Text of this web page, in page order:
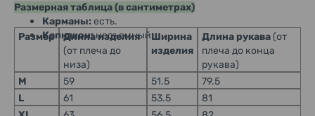
и рукавах
Карманы:есть.
Капюшон:несъемный.
Размерная таблица (в сантиметрах)
Размер
Длина изделия
(от плеча до
низа)
Ширина
изделия
Длина рукава (от
плеча до конца
рукава)
M
59 51.5
79.5
L
61 53.5
81